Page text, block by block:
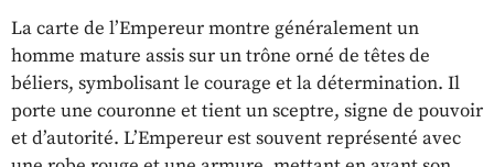
La carte de l’Empereur montre généralement un
homme mature assis sur un trône orné de têtes de
béliers, symbolisant le courage et la détermination. Il
porte une couronne et tient un sceptre, signe de pouvoir
et d’autorité. L’Empereur est souvent représenté avec